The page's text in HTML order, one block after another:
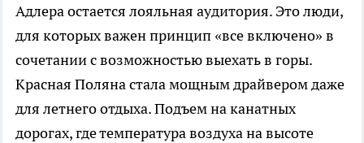
Адлера остается лояльная аудитория. Это люди,
для которых важен принцип «все включено» в
сочетании с возможностью выехать в горы.
Красная Поляна стала мощным драйвером даже
для летнего отдыха. Подъем на канатных
дорогах, где температура воздуха на высоте